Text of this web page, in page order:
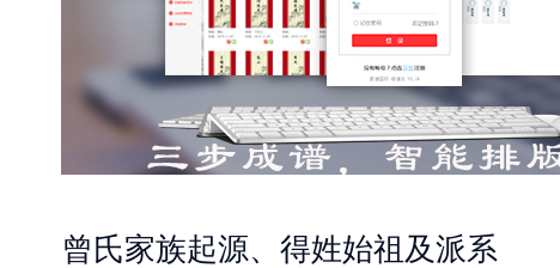
曾氏家族起源、得姓始祖及派系